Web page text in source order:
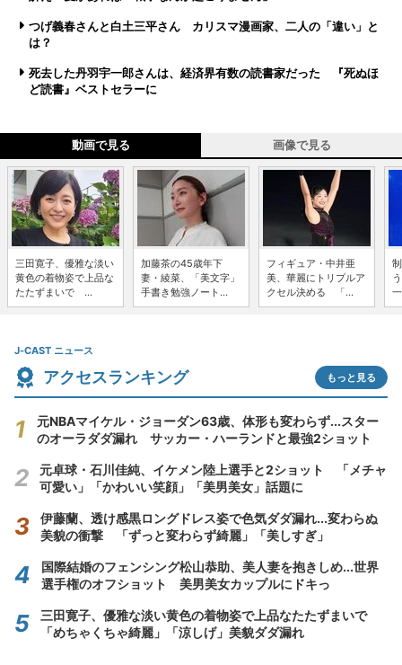
つげ義春さんと白土三平さん カリスマ漫画家、二人の「違い」と
は？
死去した丹羽宇一郎さんは、経済界有数の読書家だった 『死ぬほ
ど読書』ベストセラーに
動画で見る 画像で見る
三田寛子、優雅な淡い
黄色の着物姿で上品な
たたずまいで ...
加藤茶の45歳年下
妻・綾菜、「美文字」
手書き勉強ノート...
フィギュア・中井亜
美、華麗にトリプルア
クセル決める 「...
J-CAST ニュース
アクセスランキング もっと見る
元NBAマイケル・ジョーダン63歳、体形も変わらず...スター
のオーラダダ漏れ サッカー・ハーランドと最強2ショット
元卓球・石川佳純、イケメン陸上選手と2ショット 「メチャ
可愛い」「かわいい笑顔」「美男美女」話題に
伊藤蘭、透け感黒ロングドレス姿で色気ダダ漏れ...変わらぬ
美貌の衝撃 「ずっと変わらず綺麗」「美しすぎ」
国際結婚のフェンシング松山恭助、美人妻を抱きしめ...世界
選手権のオフショット 美男美女カップルにドキっ
三田寛子、優雅な淡い黄色の着物姿で上品なたたずまいで
「めちゃくちゃ綺麗」「涼しげ」美貌ダダ漏れ